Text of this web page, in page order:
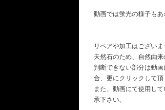
動画では蛍光の様子もあ
リペアや加工はございま
天然石のため、自然由
判断できない部分は動
合、更にクリックして頂
また、動画にて使用し
承下さい。